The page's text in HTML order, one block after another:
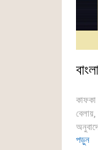
কাফকা
পড়ুন